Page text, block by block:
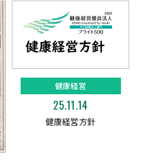
健康経営
25.11.14
健康経営方針